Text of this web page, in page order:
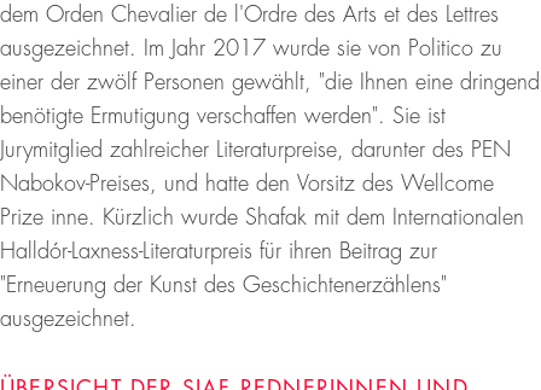
dem Orden Chevalier de l'Ordre des Arts et des Lettres
ausgezeichnet. Im Jahr 2017 wurde sie von Politico zu
einer der zwölf Personen gewählt, "die Ihnen eine dringend
benötigte Ermutigung verschaffen werden". Sie ist
Jurymitglied zahlreicher Literaturpreise, darunter des PEN
Nabokov-Preises, und hatte den Vorsitz des Wellcome
Prize inne. Kürzlich wurde Shafak mit dem Internationalen
Halldór-Laxness-Literaturpreis für ihren Beitrag zur
"Erneuerung der Kunst des Geschichtenerzählens"
ausgezeichnet.